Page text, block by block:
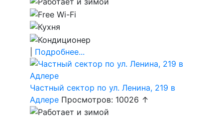
Подробнее...
Частный сектор по ул. Ленина, 219 в
Адлере Просмотров: 10026 ↑